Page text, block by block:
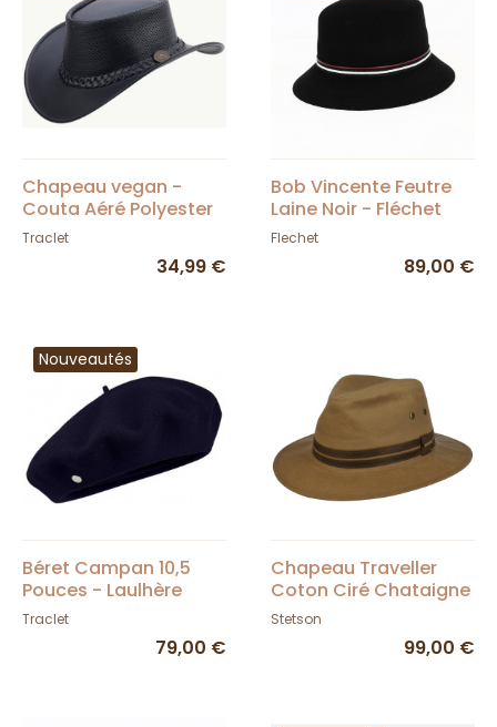
Chapeau vegan -
Couta Aéré Polyester
Noir - scippis - Traclet
Traclet
34,99 €
Bob Vincente Feutre
Laine Noir - Fléchet
Flechet
89,00 €
Nouveautés
Béret Campan 10,5
Pouces - Laulhère
Traclet
79,00 €
Chapeau Traveller
Coton Ciré Chataigne
- Stetson
Stetson
99,00 €